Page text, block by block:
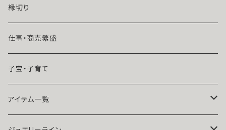
魔術師恋雪
魔術師N.Kelly
魔術師Sara Serendipity
祈祷師澪央
年齢差のある恋（年上・年下）
マンネリ気味の恋
遠距離
復縁したい・取り戻したい愛情
縁切り
仕事・商売繁盛
子宝・子育て
アイテム一覧